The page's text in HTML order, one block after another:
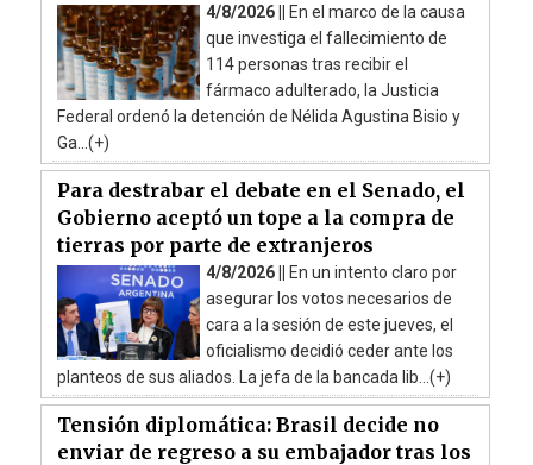
4/8/2026 ||
En el marco de la causa
que investiga el fallecimiento de
114 personas tras recibir el
fármaco adulterado, la Justicia
Federal ordenó la detención de Nélida Agustina Bisio y
Ga...(+)
Para destrabar el debate en el Senado, el
Gobierno aceptó un tope a la compra de
tierras por parte de extranjeros
4/8/2026 ||
En un intento claro por
asegurar los votos necesarios de
cara a la sesión de este jueves, el
oficialismo decidió ceder ante los
planteos de sus aliados. La jefa de la bancada lib...(+)
Tensión diplomática: Brasil decide no
enviar de regreso a su embajador tras los